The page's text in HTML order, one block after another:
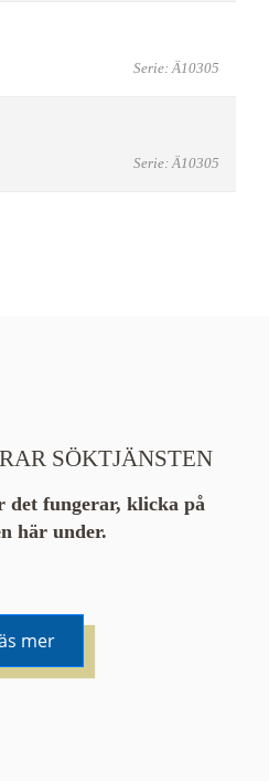
Serie: Ä10305
Serie: Ä10305
SÖKTJÄNSTEN
fungerar, klicka på
här under.
mer